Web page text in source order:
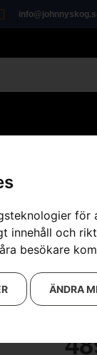
och
besökare
ÄNDRA